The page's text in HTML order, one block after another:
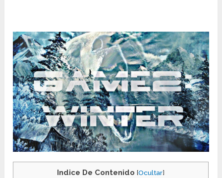
Indice De Contenido [Ocultar]